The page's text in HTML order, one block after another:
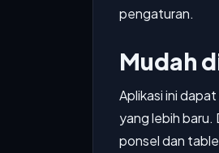
pengaturan.
Mudah
Aplikasi ini
yang lebih baru.
ponsel dan